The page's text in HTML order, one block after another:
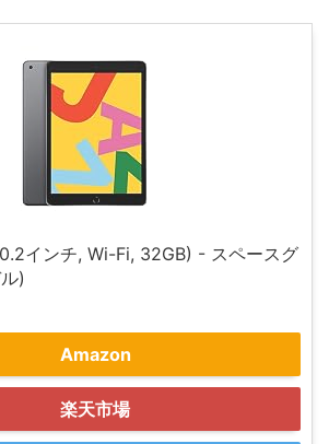
インチ, Wi-Fi, 32GB) - スペースグ
)
Amazon
楽天市場